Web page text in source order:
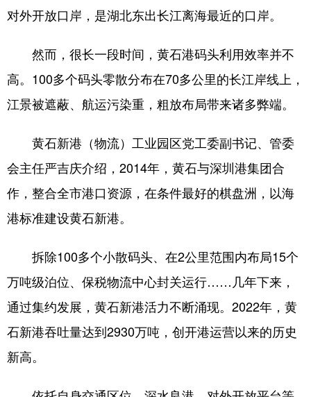
English Español Français عربى
Deutsch Português
对外开放口岸，是湖北东出长江离海最近的口岸。
然而，很长一段时间，黄石港码头利用效率并不
高。100多个码头零散分布在70多公里的长江岸线上，
江景被遮蔽、航运污染重，粗放布局带来诸多弊端。
黄石新港（物流）工业园区党工委副书记、管委
会主任严吉庆介绍，2014年，黄石与深圳港集团合
作，整合全市港口资源，在条件最好的棋盘洲，以海
港标准建设黄石新港。
拆除100多个小散码头、在2公里范围内布局15个
万吨级泊位、保税物流中心封关运行……几年下来，
通过集约发展，黄石新港活力不断涌现。2022年，黄
石新港吞吐量达到2930万吨，创开港运营以来的历史
新高。